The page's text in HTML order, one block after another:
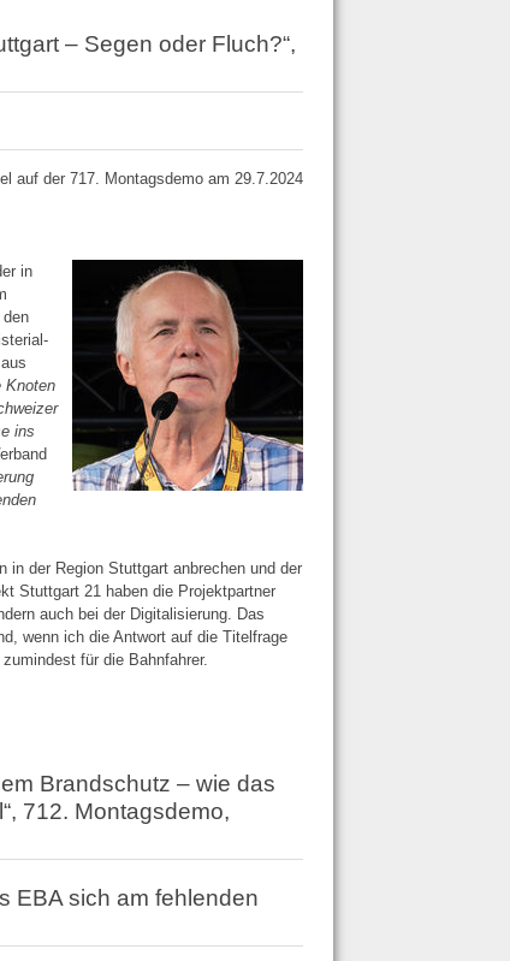
– Segen oder Fluch?“,
auf der 717. Montagsdemo am 29.7.2024
in
Knoten
ins
der Region Stuttgart anbrechen und der
Stuttgart 21 haben die Projektpartner
auch bei der Digitalisierung. Das
wenn ich die Antwort auf die Titelfrage
für die Bahnfahrer.
Brandschutz – wie das
712. Montagsdemo,
EBA sich am fehlenden